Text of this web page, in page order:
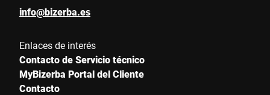
info@bizerba.es
Enlaces de interés
Contacto de Servicio técnico
MyBizerba Portal del Cliente
Contacto